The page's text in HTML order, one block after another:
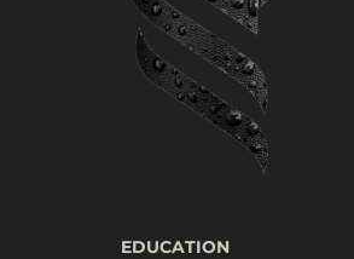
EDUCATION